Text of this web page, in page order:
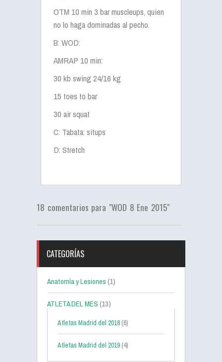
OTM 10 min 3 bar muscleups, quien
no lo haga dominadas al pecho.
B: WOD:
AMRAP 10 min:
30 kb swing 24/16 kg
15 toes to bar
30 air squat
C: Tabata: situps
D: Stretch
18 comentarios para "WOD 8 Ene 2015"
CATEGORÍAS
Anatomía y Lesiones(1)
ATLETA DEL MES(13)
Atletas Madrid del 2018 (6)
Atletas Madrid del 2019 (4)